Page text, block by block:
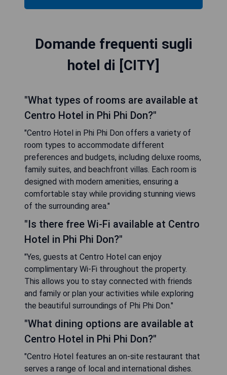
Domande frequenti sugli
hotel di [CITY]
"What types of rooms are available at
Centro Hotel in Phi Phi Don?"
"Centro Hotel in Phi Phi Don offers a variety of
room types to accommodate different
preferences and budgets, including deluxe rooms,
family suites, and beachfront villas. Each room is
designed with modern amenities, ensuring a
comfortable stay while providing stunning views
of the surrounding area."
"Is there free Wi-Fi available at Centro
Hotel in Phi Phi Don?"
"Yes, guests at Centro Hotel can enjoy
complimentary Wi-Fi throughout the property.
This allows you to stay connected with friends
and family or plan your activities while exploring
the beautiful surroundings of Phi Phi Don."
"What dining options are available at
Centro Hotel in Phi Phi Don?"
"Centro Hotel features an on-site restaurant that
serves a range of local and international dishes.